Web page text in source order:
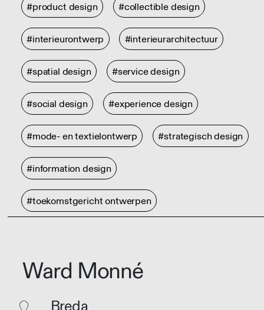
#product design #collectible design
#interieurontwerp #interieurarchitectuur
#spatial design #service design
#social design #experience design
#mode- en textielontwerp #strategisch design
#information design
#toekomstgericht ontwerpen
Ward Monné